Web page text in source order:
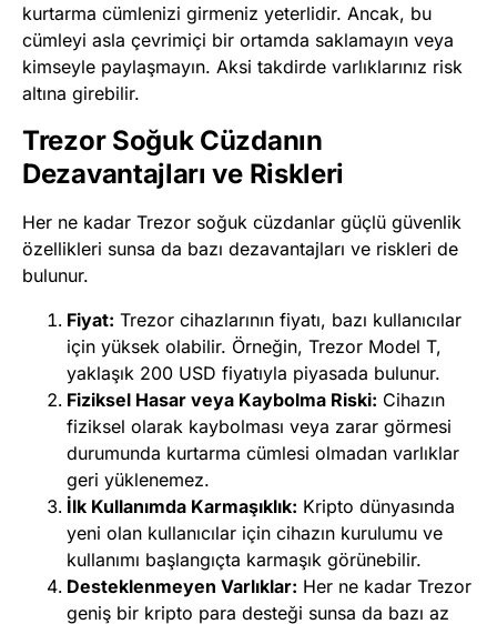
kurtarma cümlenizi girmeniz yeterlidir. Ancak, bu
cümleyi asla çevrimiçi bir ortamda saklamayın veya
kimseyle paylaşmayın. Aksi takdirde varlıklarınız risk
altına girebilir.
Trezor Soğuk Cüzdanın
Dezavantajları ve Riskleri
Her ne kadar Trezor soğuk cüzdanlar güçlü güvenlik
özellikleri sunsa da bazı dezavantajları ve riskleri de
bulunur.
Fiyat: Trezor cihazlarının fiyatı, bazı kullanıcılar
için yüksek olabilir. Örneğin, Trezor Model T,
yaklaşık 200 USD fiyatıyla piyasada bulunur.
Fiziksel Hasar veya Kaybolma Riski: Cihazın
fiziksel olarak kaybolması veya zarar görmesi
durumunda kurtarma cümlesi olmadan varlıklar
geri yüklenemez.
İlk Kullanımda Karmaşıklık: Kripto dünyasında
yeni olan kullanıcılar için cihazın kurulumu ve
kullanımı başlangıçta karmaşık görünebilir.
Desteklenmeyen Varlıklar: Her ne kadar Trezor
geniş bir kripto para desteği sunsa da bazı az